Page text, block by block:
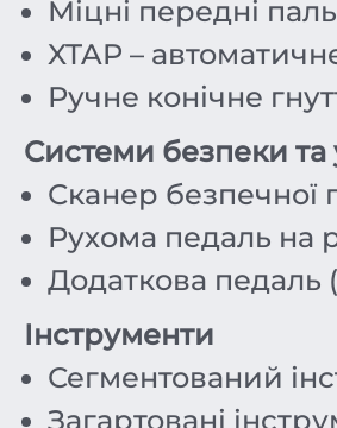
Міцні передні
XTAP –
Ручне конічне
Системи безпеки та
Сканер безпечної
Рухома педаль на
Додаткова педаль
Інструменти
Сегментований
Загартовані